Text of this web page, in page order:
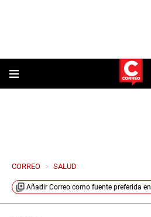
CORREO > SALUD
Añadir Correo como fuente preferida en